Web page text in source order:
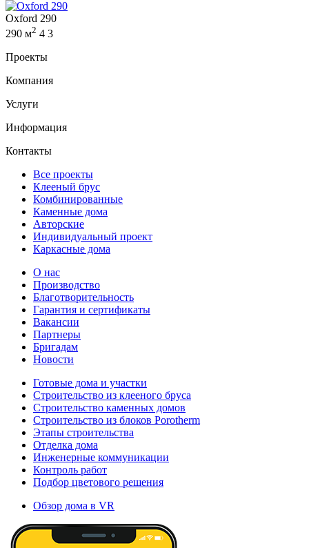
Oxford 290
290 м2 4 3
Проекты
Компания
Услуги
Информация
Контакты
Все проекты
Клееный брус
Комбинированные
Каменные дома
Авторские
Индивидуальный проект
Каркасные дома
О нас
Производство
Благотворительность
Гарантия и сертификаты
Вакансии
Партнеры
Бригадам
Новости
Готовые дома и участки
Строительство из клееного бруса
Строительство каменных домов
Строительство из блоков Porotherm
Этапы строительства
Отделка дома
Инженерные коммуникации
Контроль работ
Подбор цветового решения
Обзор дома в VR